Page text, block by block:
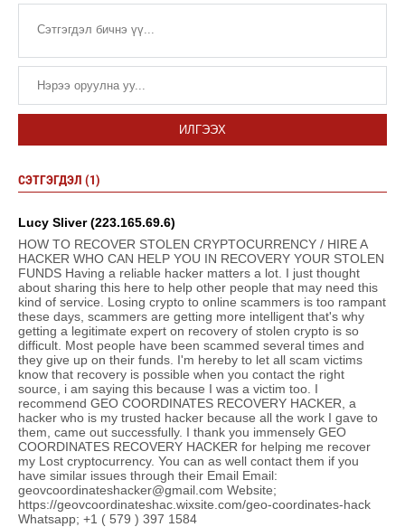
ИЛГЭЭХ
СЭТГЭГДЭЛ (1)
Lucy Sliver (223.165.69.6)
HOW TO RECOVER STOLEN CRYPTOCURRENCY / HIRE A
HACKER WHO CAN HELP YOU IN RECOVERY YOUR STOLEN
FUNDS Having a reliable hacker matters a lot. I just thought
about sharing this here to help other people that may need this
kind of service. Losing crypto to online scammers is too rampant
these days, scammers are getting more intelligent that's why
getting a legitimate expert on recovery of stolen crypto is so
difficult. Most people have been scammed several times and
they give up on their funds. I'm hereby to let all scam victims
know that recovery is possible when you contact the right
source, i am saying this because I was a victim too. I
recommend GEO COORDINATES RECOVERY HACKER, a
hacker who is my trusted hacker because all the work I gave to
them, came out successfully. I thank you immensely GEO
COORDINATES RECOVERY HACKER for helping me recover
my Lost cryptocurrency. You can as well contact them if you
have similar issues through their Email Email:
geovcoordinateshacker@gmail.com Website;
https://geovcoordinateshac.wixsite.com/geo-coordinates-hack
Whatsapp; +1 ( 579 ) 397 1584